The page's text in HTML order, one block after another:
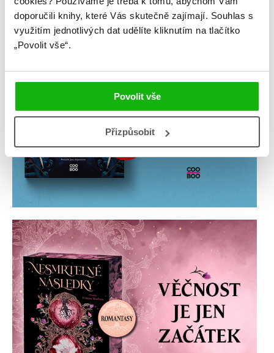
doporučili knihy, které Vás skutečně zajímají. Souhlas s
využitím jednotlivých dat udělíte kliknutím na tlačítko
„Povolit vše“.
Povolit vše
Přizpůsobit